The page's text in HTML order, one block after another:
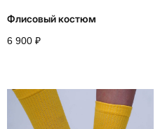
Флисовый костюм
6 900 ₽